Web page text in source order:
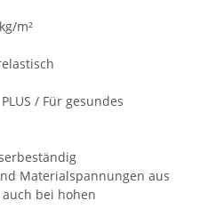
m²
/ Für gesundes
Materialspannungen aus
bei hohen